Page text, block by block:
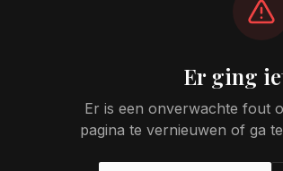
Er ging
Er is een onverwachte fout
pagina te vernieuwen of ga